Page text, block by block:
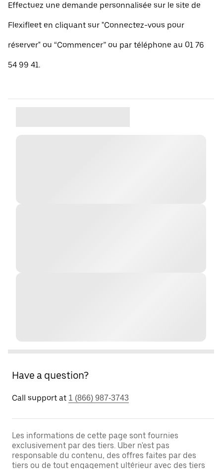
Effectuez une demande personnalisée sur le site de
Flexifleet en cliquant sur "Connectez-vous pour
réserver" ou “Commencer” ou par téléphone au 01 76
54 99 41.
Have a question?
Call support at 1 (866) 987-3743
Les informations de cette page sont fournies
exclusivement par des tiers. Uber n'est pas
responsable du contenu, des offres faites par des
tiers ou de tout engagement ultérieur avec des tiers